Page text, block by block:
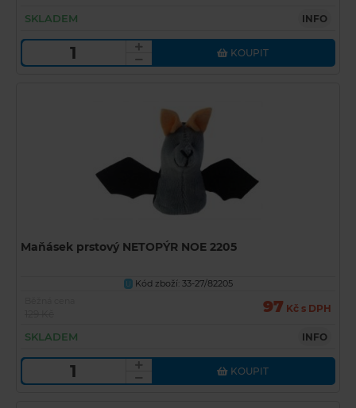
SKLADEM INFO
KOUPIT
Maňásek prstový NETOPÝR NOE 2205
U Kód zboží: 33-27/82205
97 Kč s DPH
SKLADEM INFO
KOUPIT